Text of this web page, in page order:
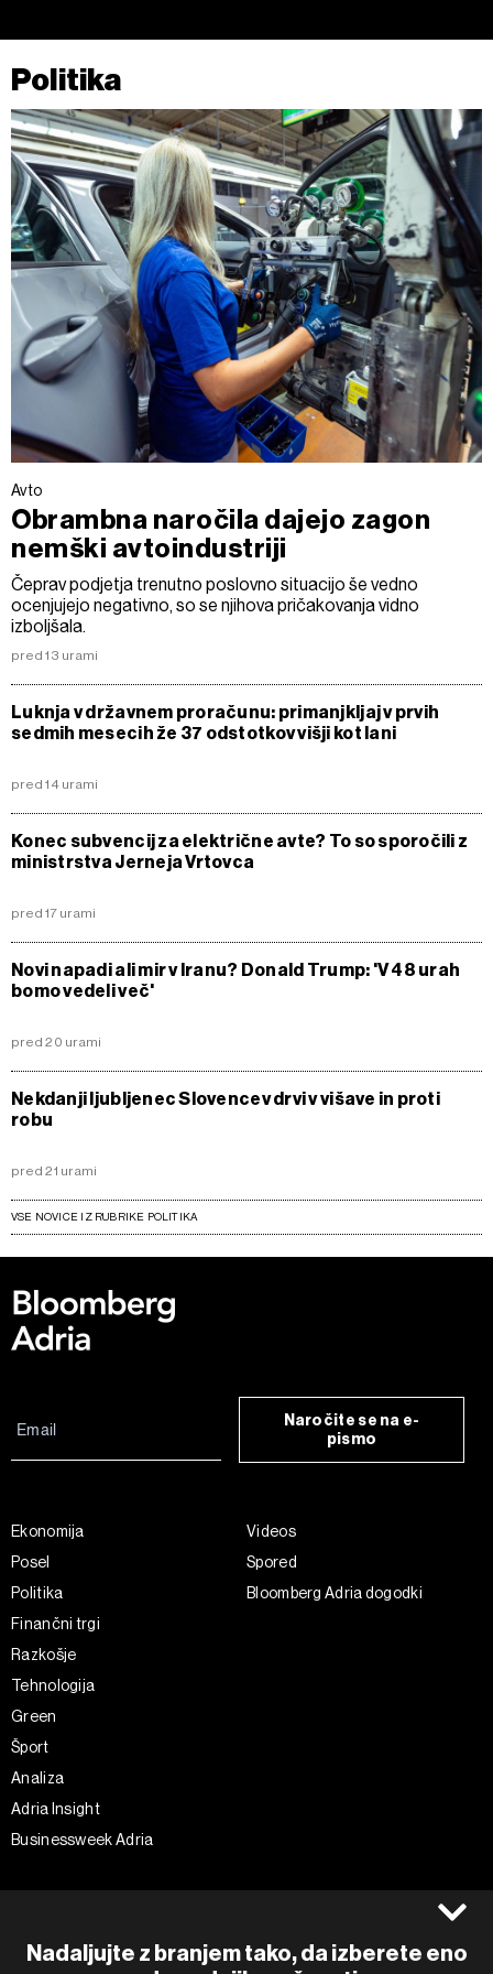
Politika
Avto
Obrambna naročila dajejo zagon
nemški avtoindustriji
Čeprav podjetja trenutno poslovno situacijo še vedno
ocenjujejo negativno, so se njihova pričakovanja vidno
izboljšala.
pred 13 urami
Luknja v državnem proračunu: primanjkljaj v prvih
sedmih mesecih že 37 odstotkov višji kot lani
pred 14 urami
Konec subvencij za električne avte? To so sporočili z
ministrstva Jerneja Vrtovca
pred 17 urami
Novi napadi ali mir v Iranu? Donald Trump: 'V 48 urah
bomo vedeli več'
pred 20 urami
Nekdanji ljubljenec Slovencev drvi v višave in proti
robu
pred 21 urami
VSE NOVICE IZ RUBRIKE POLITIKA
Nadaljujte z branjem tako, da izberete eno
Naročite se na e-
pismo
Ekonomija
Posel
Politika
Finančni trgi
Razkošje
Tehnologija
Green
Šport
Analiza
Adria Insight
Businessweek Adria
Videos
Spored
Bloomberg Adria dogodki
Piškotki
Instagram